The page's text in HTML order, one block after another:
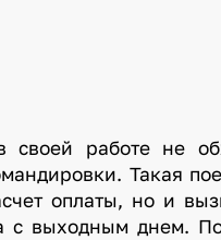
работе не
Такая
оплаты, но и
с выходным днем.